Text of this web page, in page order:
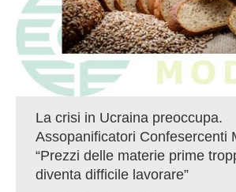
La crisi in Ucraina preoccupa.
Assopanificatori Confesercenti
“Prezzi delle materie prime
diventa difficile lavorare”